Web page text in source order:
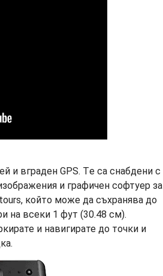
и вграден GPS. Тe са снабдени с
и графичен софтуер за
който може да съхранява до
на всеки 1 фут (30.48 см).
и навигирате до точки и